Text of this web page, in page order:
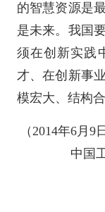
的智慧资源是
是未来。我国
须在创新实践
才、在创新事
模宏大、结构
（2014年6月
中国